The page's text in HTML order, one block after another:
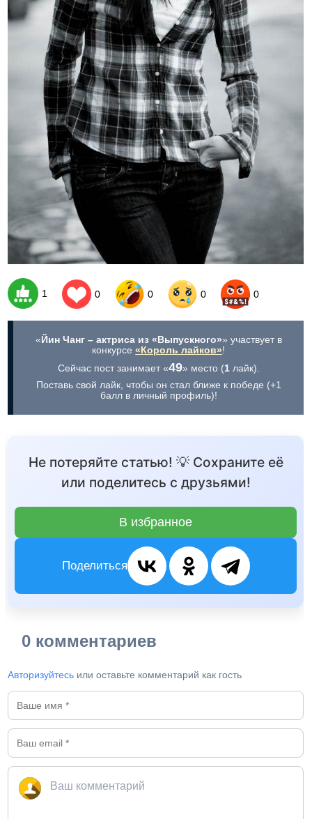
1 0 0 0 0
«Йин Чанг – актриса из «Выпускного»» участвует в
конкурсе«Король лайков»!
Сейчас пост занимает «49» место (1лайк).
Поставь свой лайк, чтобы он стал ближе к победе (+1
балл в личный профиль)!
Не потеряйте статью! 💡 Сохраните её
или поделитесь с друзьями!
В избранное
Поделиться
0 комментариев
Авторизуйтесь или оставьте комментарий как гость